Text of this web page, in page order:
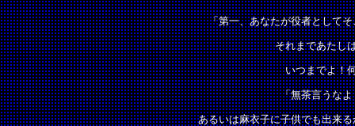
「第一、あなたが役者として
それまであたし
いつまでよ！
「無茶言うな
あるいは麻衣子に子供でも出来